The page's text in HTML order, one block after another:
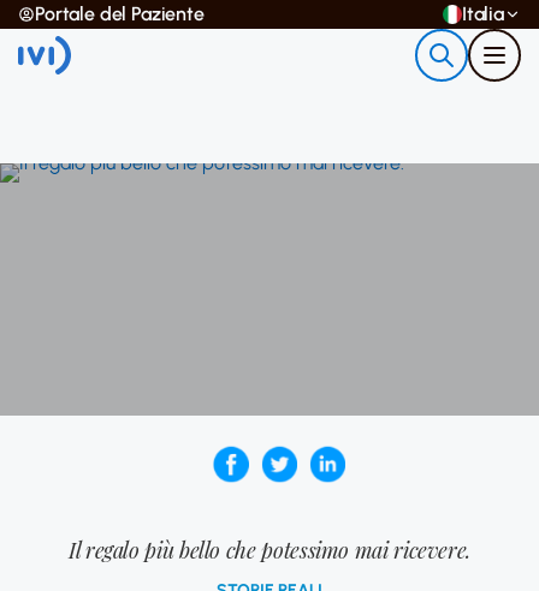
Portale del Paziente Italia
Il regalo più bello che potessimo mai ricevere.